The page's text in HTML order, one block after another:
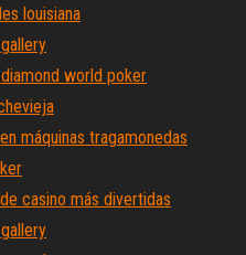
louisiana
world poker
máquinas tragamonedas
casino más divertidas